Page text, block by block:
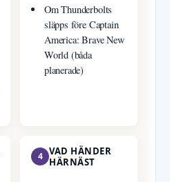
Om Thunderbolts
släpps före Captain
America: Brave New
World (båda
planerade)
4 VAD HÄNDER
HÄRNÄST